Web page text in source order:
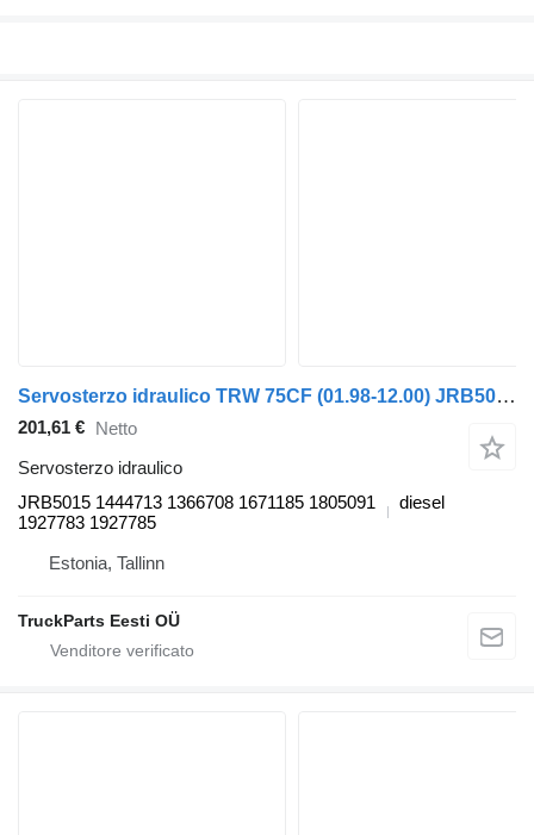
Servosterzo idraulico TRW 75CF (01.98-12.00) JRB5015 per trattore stradale DAF 65CF, 75CF, 85CF, 95XF (1997-2002)
201,61 € Netto
Servosterzo idraulico
JRB5015 1444713 1366708 1671185 1805091
1927783 1927785
diesel
Estonia, Tallinn
TruckParts Eesti OÜ